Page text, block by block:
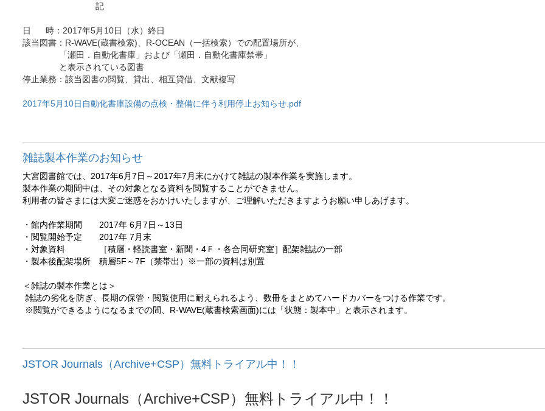
記
日 時：2017年5月10日（水）終日
該当図書：R-WAVE(蔵書検索)、R-OCEAN（一括検索）での配置場所が、
「瀬田．自動化書庫」および「瀬田．自動化書庫禁帯」
と表示されている図書
停止業務：該当図書の閲覧、貸出、相互貸借、文献複写
2017年5月10日自動化書庫設備の点検・整備に伴う利用停止お知らせ.pdf
雑誌製本作業のお知らせ
大宮図書館では、2017年6月7日～2017年7月末にかけて雑誌の製本作業を実施します。
製本作業の期間中は、その対象となる資料を閲覧することができません。
利用者の皆さまには大変ご迷惑をおかけいたしますが、ご理解いただきますようお願い申しあげます。
・館内作業期間 2017年 6月7日～13日
・閲覧開始予定 2017年 7月末
・対象資料 ［積層・軽読書室・新聞・4Ｆ・各合同研究室］配架雑誌の一部
・製本後配架場所 積層5F～7F（禁帯出）※一部の資料は別置
＜雑誌の製本作業とは＞
雑誌の劣化を防ぎ、長期の保管・閲覧使用に耐えられるよう、数冊をまとめてハードカバーをつける作業です。
※閲覧ができるようになるまでの間、R-WAVE(蔵書検索画面)には「状態：製本中」と表示されます。
JSTOR Journals（Archive+CSP）無料トライアル中！！
JSTOR Journals（Archive+CSP）無料トライアル中！！